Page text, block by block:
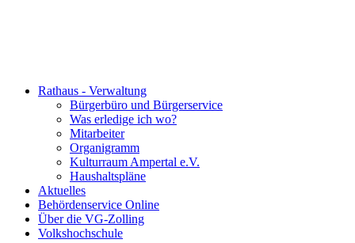
Rathaus - Verwaltung
Bürgerbüro und Bürgerservice
Was erledige ich wo?
Mitarbeiter
Organigramm
Kulturraum Ampertal e.V.
Haushaltspläne
Aktuelles
Behördenservice Online
Über die VG-Zolling
Volkshochschule